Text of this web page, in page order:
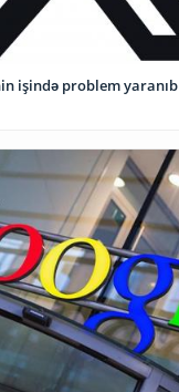
işində problem yaranıb